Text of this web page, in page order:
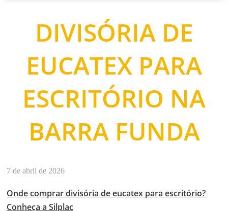
DIVISÓRIA DE
EUCATEX PARA
ESCRITÓRIO NA
BARRA FUNDA
7 de abril de 2026
Onde comprar divisória de eucatex para escritório?
Conheça a Silplac